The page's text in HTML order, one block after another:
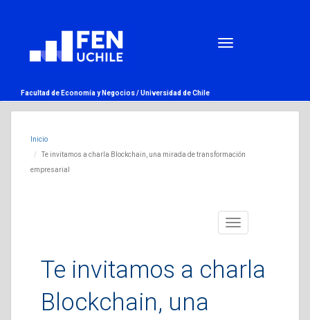
Facultad de Economía y Negocios /Universidad de Chile
Inicio
Te invitamos a charla Blockchain, una mirada de transformación
empresarial
Toggle
Te invitamos a charla
Blockchain, una